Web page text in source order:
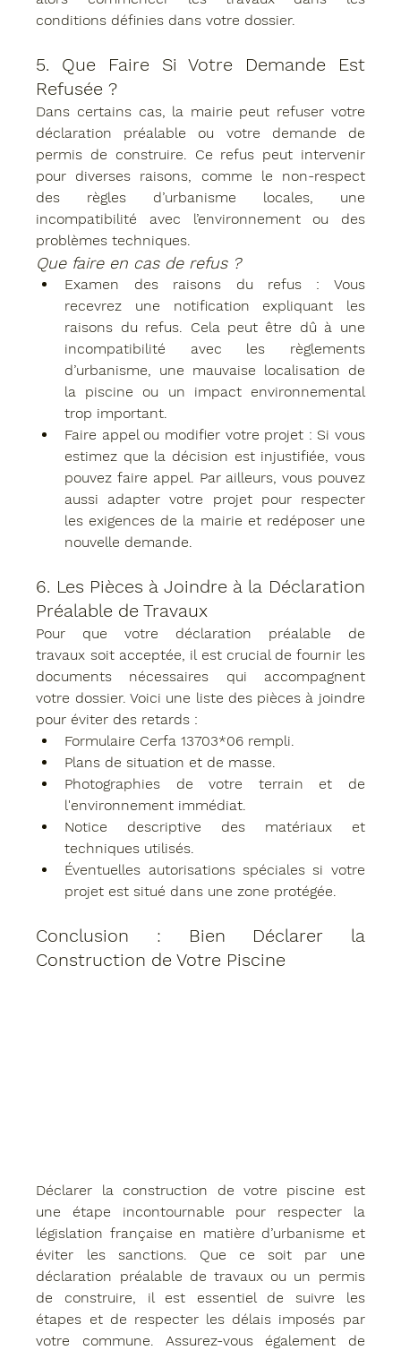
conditions définies dans votre dossier.
5. Que Faire Si Votre Demande Est
Refusée ?
Dans certains cas, la mairie peut refuser votre
déclaration préalable ou votre demande de
permis de construire. Ce refus peut intervenir
pour diverses raisons, comme le non-respect
des règles d’urbanisme locales, une
incompatibilité avec l’environnement ou des
problèmes techniques.
Que faire en cas de refus ?
Examen des raisons du refus : Vous
recevrez une notification expliquant les
raisons du refus. Cela peut être dû à une
incompatibilité avec les règlements
d’urbanisme, une mauvaise localisation de
la piscine ou un impact environnemental
trop important.
Faire appel ou modifier votre projet : Si vous
estimez que la décision est injustifiée, vous
pouvez faire appel. Par ailleurs, vous pouvez
aussi adapter votre projet pour respecter
les exigences de la mairie et redéposer une
nouvelle demande.
6. Les Pièces à Joindre à la Déclaration
Préalable de Travaux
Pour que votre déclaration préalable de
travaux soit acceptée, il est crucial de fournir les
documents nécessaires qui accompagnent
votre dossier. Voici une liste des pièces à joindre
pour éviter des retards :
Formulaire Cerfa 13703*06 rempli.
Plans de situation et de masse.
Photographies de votre terrain et de
l'environnement immédiat.
Notice descriptive des matériaux et
techniques utilisés.
Éventuelles autorisations spéciales si votre
projet est situé dans une zone protégée.
Conclusion : Bien Déclarer la
Construction de Votre Piscine
Déclarer la construction de votre piscine est
une étape incontournable pour respecter la
législation française en matière d’urbanisme et
déclaration préalable de travaux ou un permis
de construire , il est essentiel de suivre les
étapes et de respecter les délais imposés par
votre commune . Assurez-vous également de